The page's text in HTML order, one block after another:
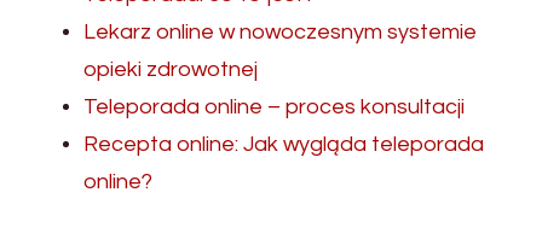
Lekarz online w nowoczesnym systemie
opieki zdrowotnej
Teleporada online – proces konsultacji
Recepta online: Jak wygląda teleporada
online?